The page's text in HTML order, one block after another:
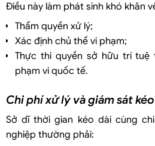
Điều này làm phát sinh khó khăn
Thẩm quyền xử lý;
Xác định chủ thể vi phạm;
Thực thi quyền sở hữu trí
phạm vi quốc tế.
Chi phí xử lý và giám sát
Sở dĩ thời gian kéo dài cùng
nghiệp thường phải: